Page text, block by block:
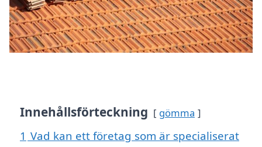
Innehållsförteckning gömma
1 Vad kan ett företag som är specialiserat